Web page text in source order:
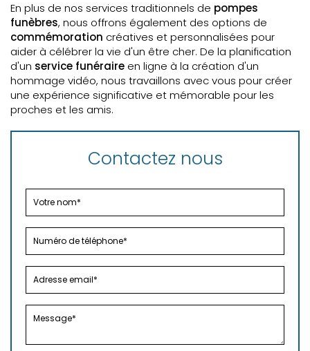
En plus de nos services traditionnels de pompes
funèbres, nous offrons également des options de
commémoration créatives et personnalisées pour
aider à célébrer la vie d'un être cher. De la planification
d'un service funéraire en ligne à la création d'un
hommage vidéo, nous travaillons avec vous pour créer
une expérience significative et mémorable pour les
proches et les amis.
Contactez nous